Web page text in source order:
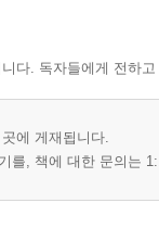
다. 독자들에게 전하
에 게재됩니다.
를, 책에 대한 문의는